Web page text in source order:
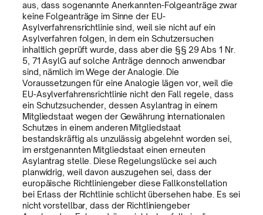
aus, dass sogenannte Anerkannten-Folgeanträge zwar
keine Folgeanträge im Sinne der EU-
Asylverfahrensrichtlinie sind, weil sie nicht auf ein
Asylverfahren folgen, in dem ein Schutzersuchen
inhaltlich geprüft wurde, dass aber die §§ 29 Abs 1 Nr.
5, 71 AsylG auf solche Anträge dennoch anwendbar
sind, nämlich im Wege der Analogie. Die
Voraussetzungen für eine Analogie lägen vor, weil die
EU-Asylverfahrensrichtlinie nicht den Fall regele, dass
ein Schutzsuchender, dessen Asylantrag in einem
Mitgliedstaat wegen der Gewährung internationalen
Schutzes in einem anderen Mitgliedstaat
bestandskräftig als unzulässig abgelehnt worden sei,
im erstgenannten Mitgliedstaat einen erneuten
Asylantrag stelle. Diese Regelungslücke sei auch
planwidrig, weil davon auszugehen sei, dass der
europäische Richtliniengeber diese Fallkonstellation
bei Erlass der Richtlinie schlicht übersehen habe. Es sei
nicht vorstellbar, dass der Richtliniengeber